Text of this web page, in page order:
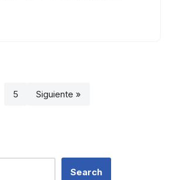
5 Siguiente »
Search